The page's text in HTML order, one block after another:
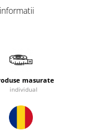
masurate
individual